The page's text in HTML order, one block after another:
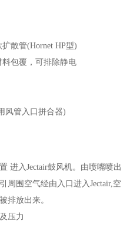
散管(Hornet HP型)
包覆，可排除静电
风管入口拼合器)
进入Jectair鼓风机。由喷嘴喷出
周围空气经由入口进入Jectair,空
排放出来。
压力